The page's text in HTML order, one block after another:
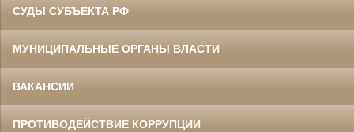
СУДЫ СУБЪЕКТА РФ
МУНИЦИПАЛЬНЫЕ ОРГАНЫ ВЛАСТИ
ВАКАНСИИ
ПРОТИВОДЕЙСТВИЕ КОРРУПЦИИ